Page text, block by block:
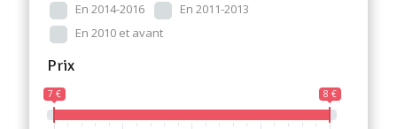
En 2014-2016
En 2011-2013
En 2010 et avant
Prix
7 € 8 €